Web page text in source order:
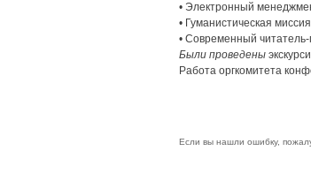
• Электронный
• Гуманистическая
• Современный
Были проведены
Работа оргкомитета
Если вы нашли ошибку,